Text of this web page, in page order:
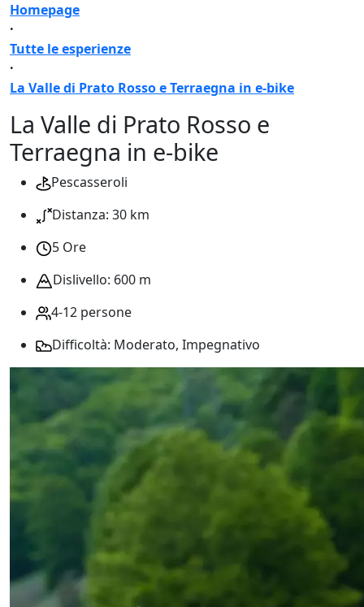
Homepage
·
Tutte le esperienze
·
La Valle di Prato Rosso e Terraegna in e-bike
La Valle di Prato Rosso e
Terraegna in e-bike
Pescasseroli
Distanza: 30 km
5 Ore
Dislivello: 600 m
4-12 persone
Difficoltà: Moderato, Impegnativo